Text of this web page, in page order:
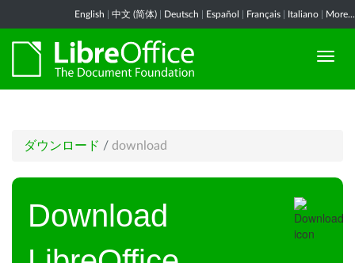
English 中文 (简体) Deutsch Español Français Italiano More...
ダウンロード / download
Download